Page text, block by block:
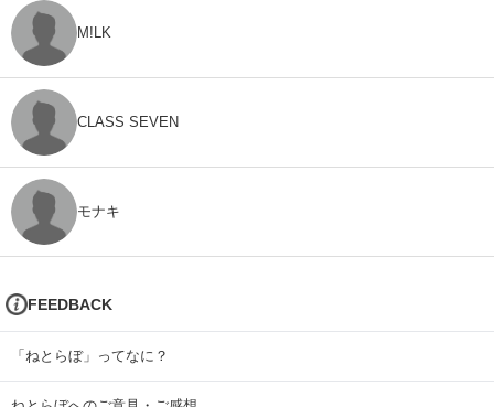
M!LK
CLASS SEVEN
モナキ
FEEDBACK
「ねとらぼ」ってなに？